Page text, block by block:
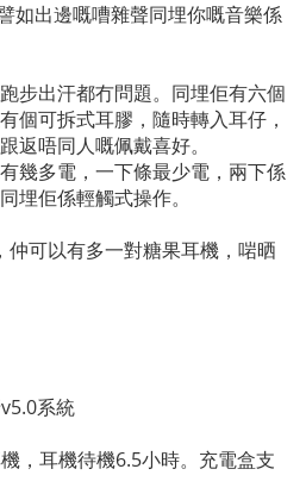
如出邊嘅嘈雜聲同埋你嘅音樂係
步出汗都冇問題。同埋佢有六個
個可拆式耳膠，隨時轉入耳仔，
返唔同人嘅佩戴喜好。
幾多電，一下條最少電，兩下係
埋佢係輕觸式操作。
可以有多一對糖果耳機，啱晒
系統
，耳機待機6.5小時。充電盒支